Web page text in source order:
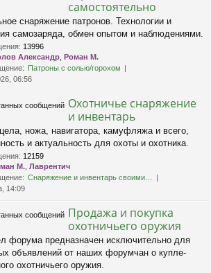
самостоятельно
снаряжение патронов. Технологии и
самозаряда, обмен опытом и наблюдениями.
: 13996
Александр Роман М.
Патроны с солью/горохом
06:56
Охотничье снаряжение
и инвентарь
ножа, навигатора, камуфляжа и всего,
и актуальность для охоты и охотника.
: 12159
М. Лаврентич
Снаряжение и инвентарь своими…
14:09
Продажа и покупка
охотничьего оружия
форума предназначен исключительно для
объявлений от наших форумчан о купле-
охотничьего оружия.